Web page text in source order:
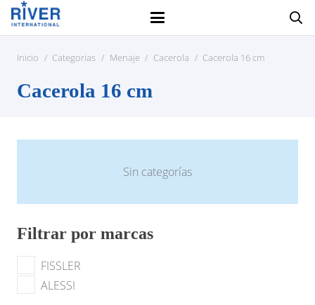
Inicio / Categorias / Menaje / Cacerola / Cacerola 16 cm
Cacerola 16 cm
Sin categorías
Filtrar por marcas
FISSLER
ALESSI